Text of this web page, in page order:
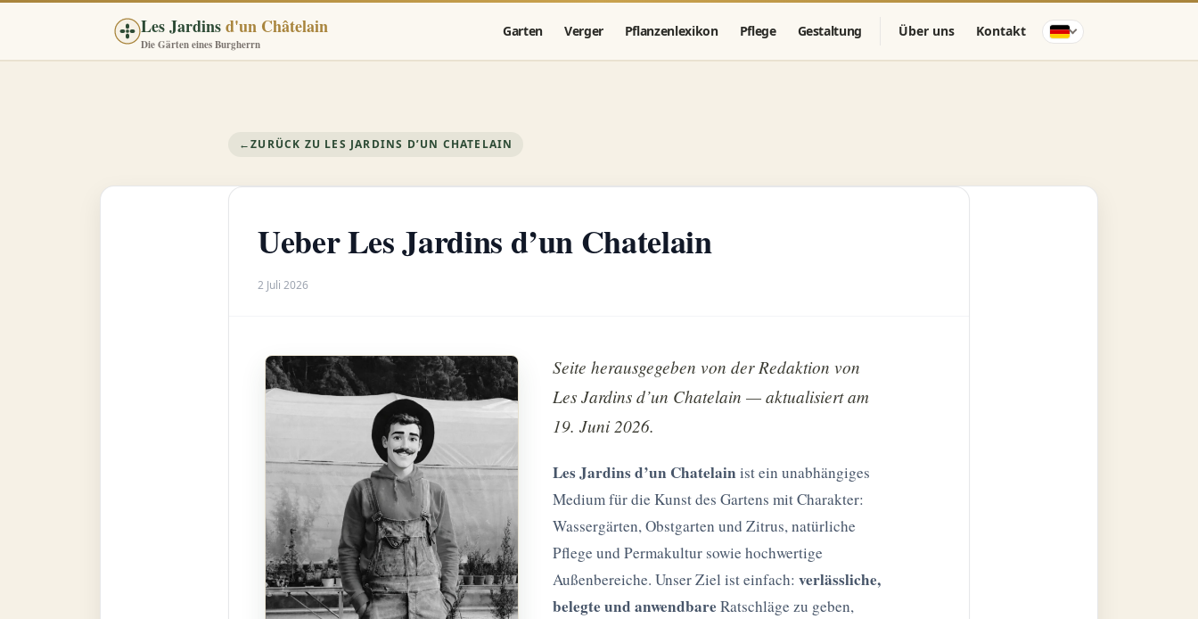
Les Jardinsd'un Châtelain
Die Gärten eines Burgherrn
Garten Verger Pflanzenlexikon Pflege Gestaltung Über uns Kontakt
←ZURÜCK ZU LES JARDINS D’UN CHATELAIN
Ueber Les Jardins d’un Chatelain
2 Juli 2026
Seite herausgegeben von der Redaktion von
Les Jardins d’un Chatelain — aktualisiert am
19. Juni 2026.
Les Jardins d’un Chatelain ist ein unabhängiges
Medium für die Kunst des Gartens mit Charakter:
Wassergärten, Obstgarten und Zitrus, natürliche
Pflege und Permakultur sowie hochwertige
Außenbereiche. Unser Ziel ist einfach:verlässliche,
belegte und anwendbare Ratschläge zu geben,